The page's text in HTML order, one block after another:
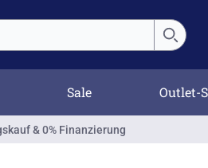
Sale Outlet-
& 0% Finanzierung